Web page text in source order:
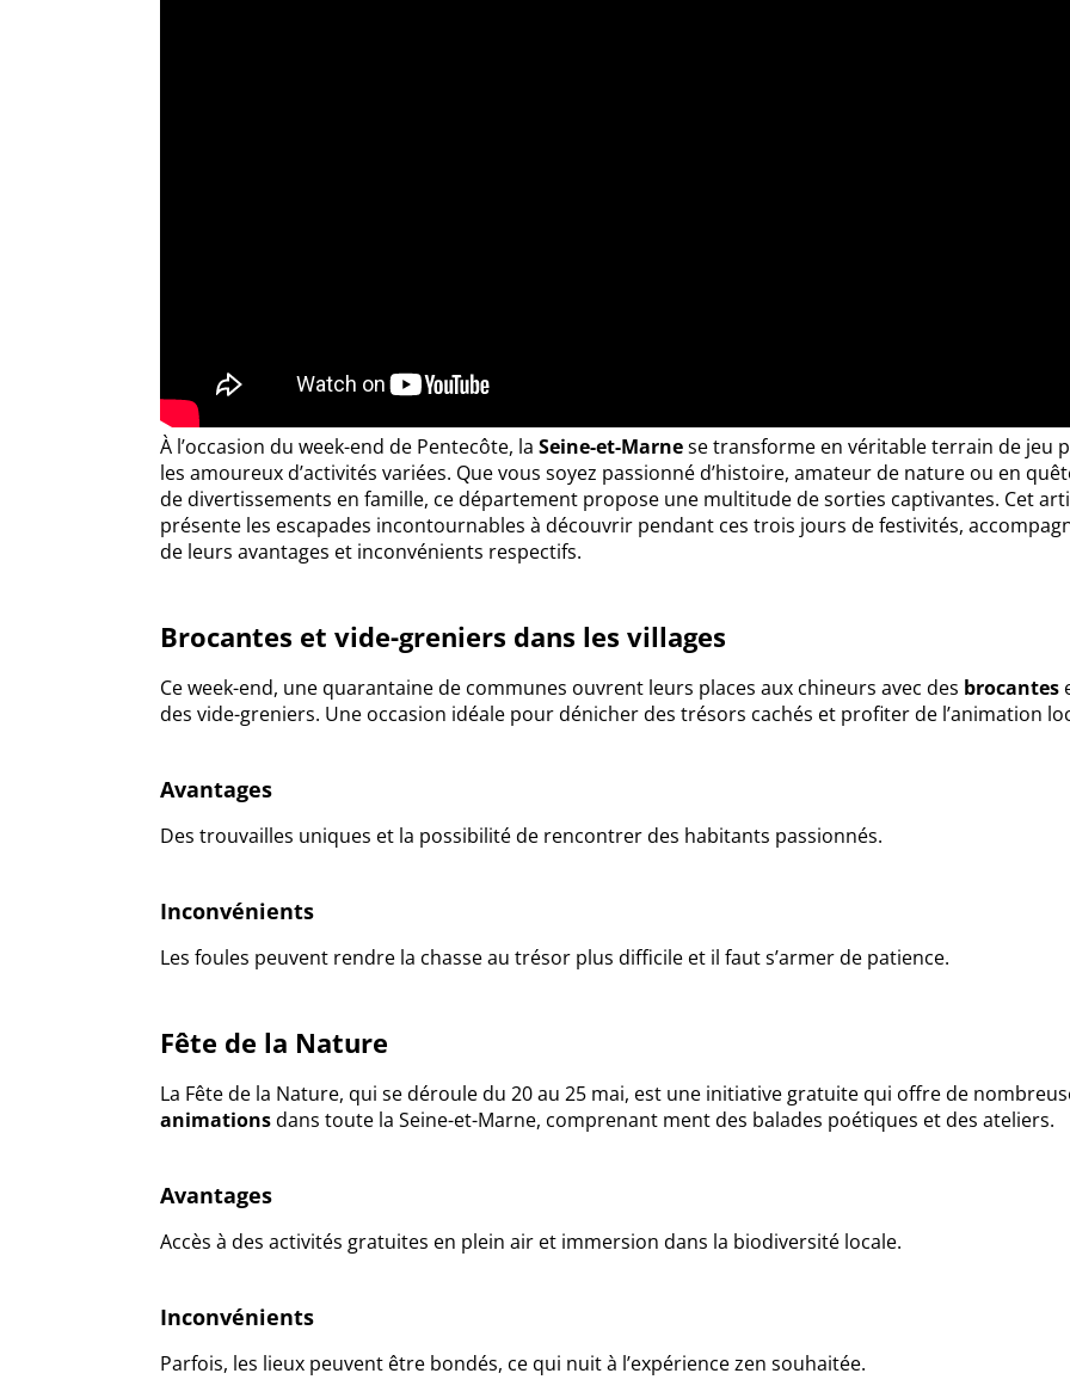
À l’occasion du week-end de Pentecôte, laSeine-et-Marnese transforme en véritable terrain de jeu
les amoureux d’activités variées. Que vous soyez passionné d’histoire, amateur de nature ou en
de divertissements en famille, ce département propose une multitude de sorties captivantes. Cet
présente les escapades incontournables à découvrir pendant ces trois jours de festivités,
de leurs avantages et inconvénients respectifs.
Brocantes et vide-greniers dans les villages
Ce week-end, une quarantaine de communes ouvrent leurs places aux chineurs avec des brocantes
des vide-greniers. Une occasion idéale pour dénicher des trésors cachés et profiter de l’animation
Avantages
Des trouvailles uniques et la possibilité de rencontrer des habitants passionnés.
Inconvénients
Les foules peuvent rendre la chasse au trésor plus difficile et il faut s’armer de patience.
Fête de la Nature
La Fête de la Nature, qui se déroule du 20 au 25 mai, est une initiative gratuite qui offre de
animationsdans toute la Seine-et-Marne, comprenant ment des balades poétiques et des ateliers.
Avantages
Accès à des activités gratuites en plein air et immersion dans la biodiversité locale.
Inconvénients
Parfois, les lieux peuvent être bondés, ce qui nuit à l’expérience zen souhaitée.